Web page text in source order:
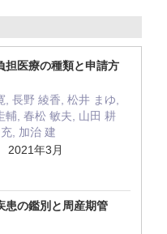
担医療の種類と申請方
長野 綾香, 松井 まゆ,
輔, 春松 敏夫, 山田 耕
, 加治 建
年3月
患の鑑別と周産期管